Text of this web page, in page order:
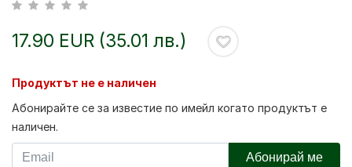
17.90 EUR (35.01 лв.)
Продуктът не е наличен
Абонирайте се за известие по имейл когато продуктът е
наличен.
Абонирай ме